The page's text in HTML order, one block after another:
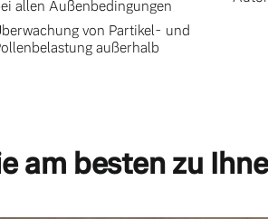
allen Außenbedingungen
von Partikel- und
außerhalb
am besten zu